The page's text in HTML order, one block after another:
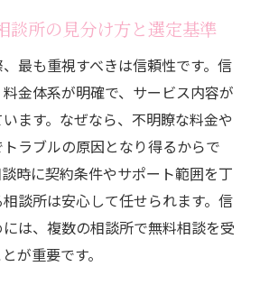
談所の見分け方と選定基準
最も重視すべきは信頼性です。信
金体系が明確で、サービス内容が
ます。なぜなら、不明瞭な料金や
ラブルの原因となり得るからで
時に契約条件やサポート範囲を丁
談所は安心して任せられます。信
は、複数の相談所で無料相談を受
が重要です。